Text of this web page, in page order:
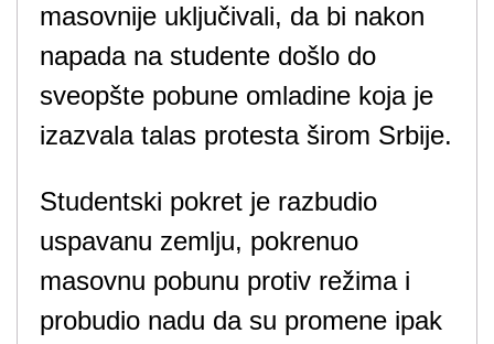
masovnije uključivali, da bi nakon
napada na studente došlo do
sveopšte pobune omladine koja je
izazvala talas protesta širom Srbije.
Studentski pokret je razbudio
uspavanu zemlju, pokrenuo
masovnu pobunu protiv režima i
probudio nadu da su promene ipak